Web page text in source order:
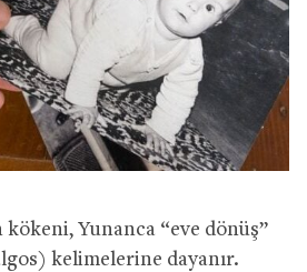
Yunanca “eve dönüş”
kelimelerine dayanır.